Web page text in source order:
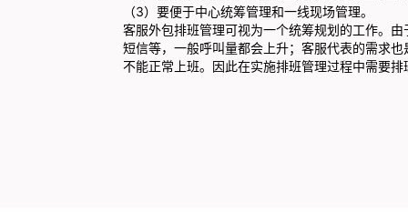
（3）要便于中心统筹管理和一线现场管理。
客服外包排班管理可视为一个统筹规划的工作。
短信等，一般呼叫量都会上升；客服代表的需求
不能正常上班。因此在实施排班管理过程中需要